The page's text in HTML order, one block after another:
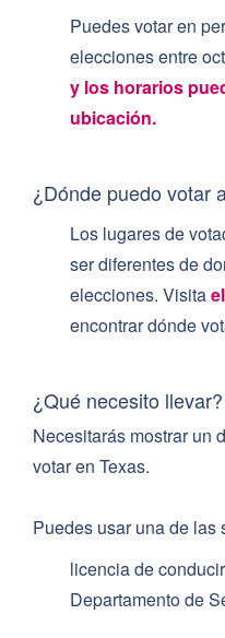
Puedes votar en
elecciones entre
y los horarios
ubicación.
¿Dónde puedo votar
Los lugares de
ser diferentes de
elecciones. Visita
encontrar dónde
¿Qué necesito llevar?
Necesitarás mostrar un
votar en Texas.
Puedes usar una de
licencia de
Departamento de